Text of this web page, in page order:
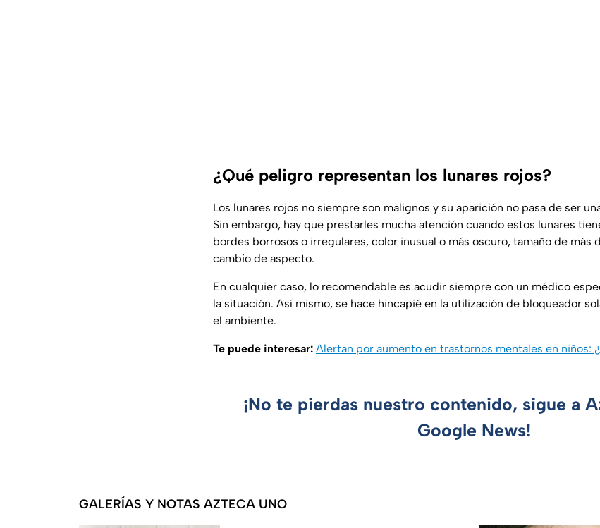
¿Qué peligro representan los lunares rojos?
Los lunares rojos no siempre son malignos y su aparición no pasa de ser
Sin embargo, hay que prestarles mucha atención cuando estos lunares
bordes borrosos o irregulares, color inusual o más oscuro, tamaño de más
cambio de aspecto.
En cualquier caso, lo recomendable es acudir siempre con un médico
la situación. Así mismo, se hace hincapié en la utilización de bloqueador
el ambiente.
Te puede interesar: Alertan por aumento en trastornos mentales en niños:
¡No te pierdas nuestro contenido, sigue a
Google News!
GALERÍAS Y NOTAS AZTECA UNO